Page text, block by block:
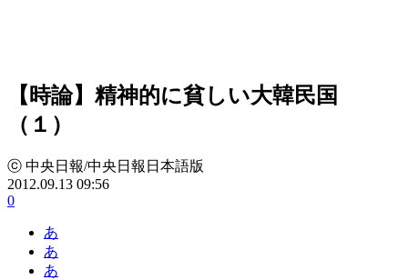
【時論】精神的に貧しい大韓民国
（１）
ⓒ 中央日報/中央日報日本語版
2012.09.13 09:56
0
あ
あ
あ